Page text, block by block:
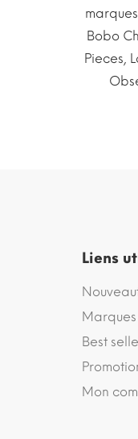
Bobo
Pieces,
Liens
Best
Mon